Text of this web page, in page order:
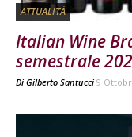
ATTUALITÀ
Italian Wine
semestrale
Di Gilberto Santucci 9